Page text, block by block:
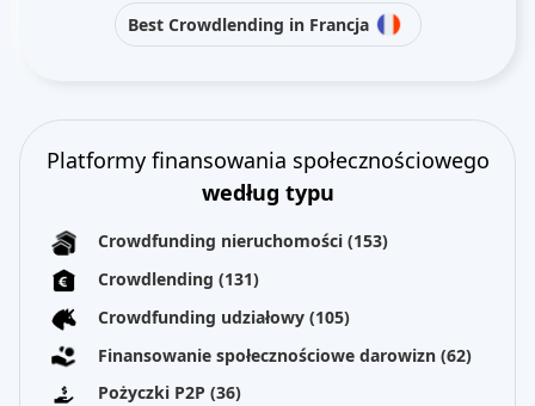
Best Crowdlending in Francja
Platformy finansowania społecznościowego
według typu
Crowdfunding nieruchomości (153)
Crowdlending (131)
Crowdfunding udziałowy (105)
Finansowanie społecznościowe darowizn (62)
Pożyczki P2P (36)